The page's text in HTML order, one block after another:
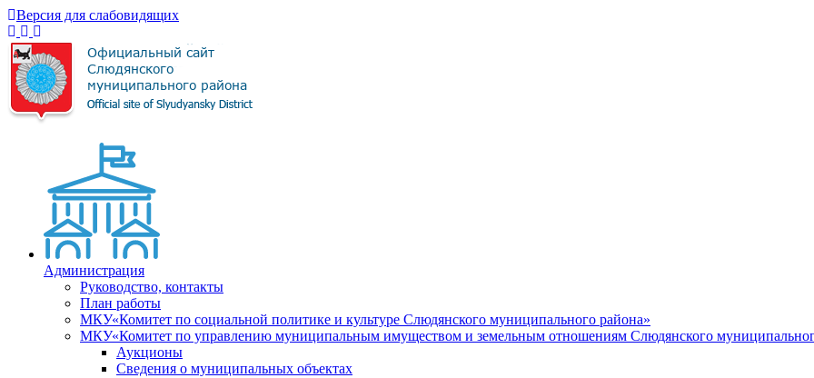
Версия для слабовидящих
Администрация
Руководство, контакты
План работы
МКУ«Комитет по социальной политике и культуре Слюдянского муниципального района»
МКУ«Комитет по управлению муниципальным имуществом и земельным отношениям Слюдянского
Аукционы
Сведения о муниципальных объектах